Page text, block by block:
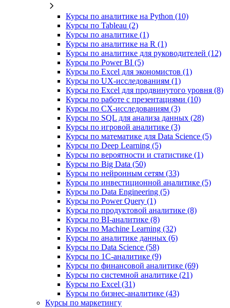
Курсы по аналитике на Python (10)
Курсы по Tableau (2)
Курсы по аналитике (1)
Курсы по аналитике на R (1)
Курсы по аналитике для руководителей (12)
Курсы по Power BI (5)
Курсы по Excel для экономистов (1)
Курсы по UX‑исследованиям (1)
Курсы по Excel для продвинутого уровня (8)
Курсы по работе с презентациями (10)
Курсы по CX-исследованиям (3)
Курсы по SQL для анализа данных (28)
Курсы по игровой аналитике (3)
Курсы по математике для Data Science (5)
Курсы по Deep Learning (5)
Курсы по вероятности и статистике (1)
Курсы по Big Data (50)
Курсы по нейронным сетям (33)
Курсы по инвестиционной аналитике (5)
Курсы по Data Engineering (5)
Курсы по Power Query (1)
Курсы по продуктовой аналитике (8)
Курсы по BI‑аналитике (8)
Курсы по Machine Learning (32)
Курсы по аналитике данных (6)
Курсы по Data Science (58)
Курсы по 1С‑аналитике (9)
Курсы по финансовой аналитике (69)
Курсы по системной аналитике (21)
Курсы по Excel (31)
Курсы по бизнес‑аналитике (43)
Курсы по маркетингу